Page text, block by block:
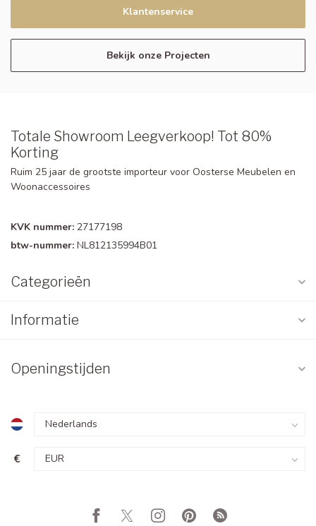
Klantenservice
Bekijk onze Projecten
Totale Showroom Leegverkoop! Tot 80%
Korting
Ruim 25 jaar de grootste importeur voor Oosterse Meubelen en
Woonaccessoires
KVK nummer: 27177198
btw-nummer: NL812135994B01
Categorieën
Informatie
Openingstijden
€